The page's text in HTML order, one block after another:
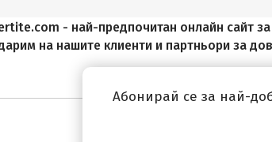
- най-предпочитан онлайн сайт за
на нашите клиенти и партньори за
Абонирай се за най-